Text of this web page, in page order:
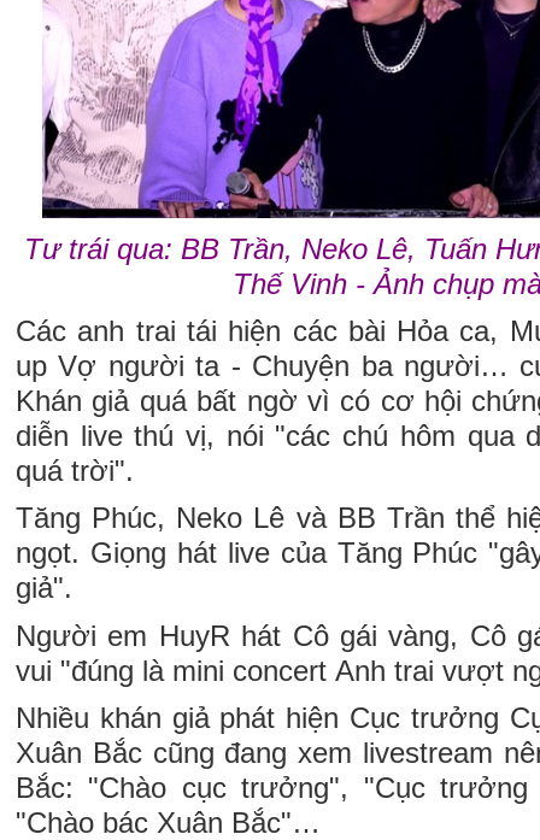
Tư trái qua: BB Trần, Neko Lê, Tuấn
Thế Vinh - Ảnh chụp
Các anh trai tái hiện các bài Hỏa ca,
up Vợ người ta - Chuyện ba người…
Khán giả quá bất ngờ vì có cơ hội
diễn live thú vị, nói "các chú hôm qua
quá trời".
Tăng Phúc, Neko Lê và BB Trần thể
ngọt. Giọng hát live của Tăng Phúc
giả".
Người em HuyR hát Cô gái vàng, Cô
vui "đúng là mini concert Anh trai vượt
Nhiều khán giả phát hiện Cục trưởng
Xuân Bắc cũng đang xem livestream
Bắc: "Chào cục trưởng", "Cục
"Chào bác Xuân Bắc"…